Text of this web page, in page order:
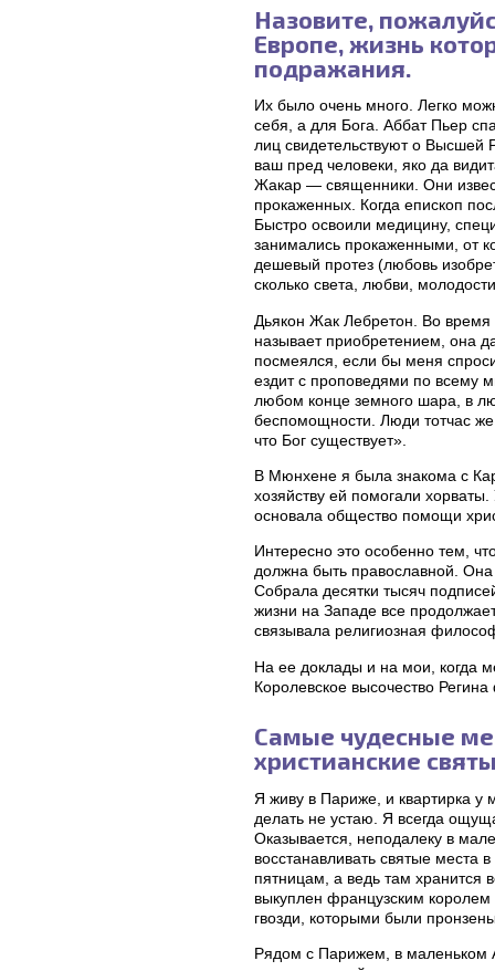
Назовите,
Европе, жизнь
подражания.
Их было очень много. Легко
себя, а для Бога. Аббат Пьер
лиц свидетельствуют о Высшей
ваш пред человеки, яко да
Жакар — священники. Они
прокаженных. Когда епископ
Быстро освоили медицину,
занимались прокаженными, от
дешевый протез (любовь
сколько света, любви,
Дьякон Жак Лебретон. Во время
называет приобретением, она
посмеялся, если бы меня
ездит с проповедями по всему
любом конце земного шара, в
беспомощности. Люди тотчас же
что Бог существует».
В Мюнхене я была знакома с
хозяйству ей помогали
основала общество помощи
Интересно это особенно тем,
должна быть православной.
Собрала десятки тысяч
жизни на Западе все
связывала религиозная
На ее доклады и на мои, когда
Королевское высочество
Самые чудесные
христианские
Я живу в Париже, и квартирка у
делать не устаю. Я всегда
Оказывается, неподалеку в
восстанавливать святые
пятницам, а ведь там хранится
выкуплен французским
гвозди, которыми были
Рядом с Парижем, в маленьком